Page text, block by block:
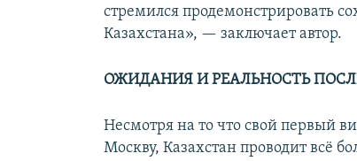
стремился продемонстрировать
Казахстана», — заключает автор.
ОЖИДАНИЯ И РЕАЛЬНОСТЬ
Несмотря на то что свой первый
Москву, Казахстан проводит всё